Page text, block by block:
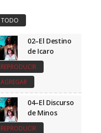
02–El Destino
de Icaro
REPRODUCIR
AGREGAR
04–El Discurso
de Minos
REPRODUCIR